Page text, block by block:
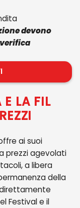
devono
LA FIL
ai suoi
prezzi agevolati
a libera
della
Festival e il